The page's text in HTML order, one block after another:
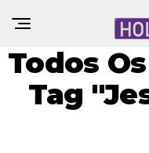
Todos
Tag